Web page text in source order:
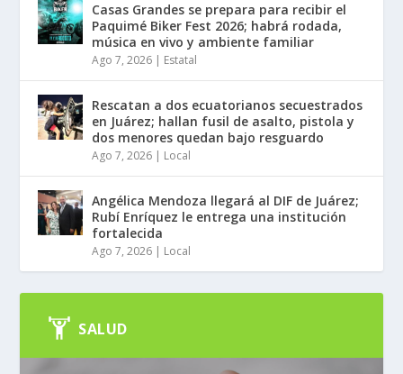
Casas Grandes se prepara para recibir el
Paquimé Biker Fest 2026; habrá rodada,
música en vivo y ambiente familiar
Ago 7, 2026 | Estatal
Rescatan a dos ecuatorianos secuestrados
en Juárez; hallan fusil de asalto, pistola y
dos menores quedan bajo resguardo
Ago 7, 2026 | Local
Angélica Mendoza llegará al DIF de Juárez;
Rubí Enríquez le entrega una institución
fortalecida
Ago 7, 2026 | Local
SALUD